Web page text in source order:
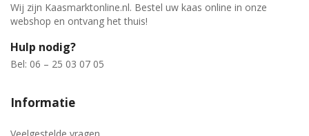
Wij zijn Kaasmarktonline.nl. Bestel uw kaas online in onze
webshop en ontvang het thuis!
Hulp nodig?
Bel: 06 – 25 03 07 05
Informatie